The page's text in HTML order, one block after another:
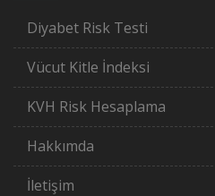
Diyabet Risk Testi
Vücut Kitle İndeksi
KVH Risk Hesaplama
Hakkımda
İletişim